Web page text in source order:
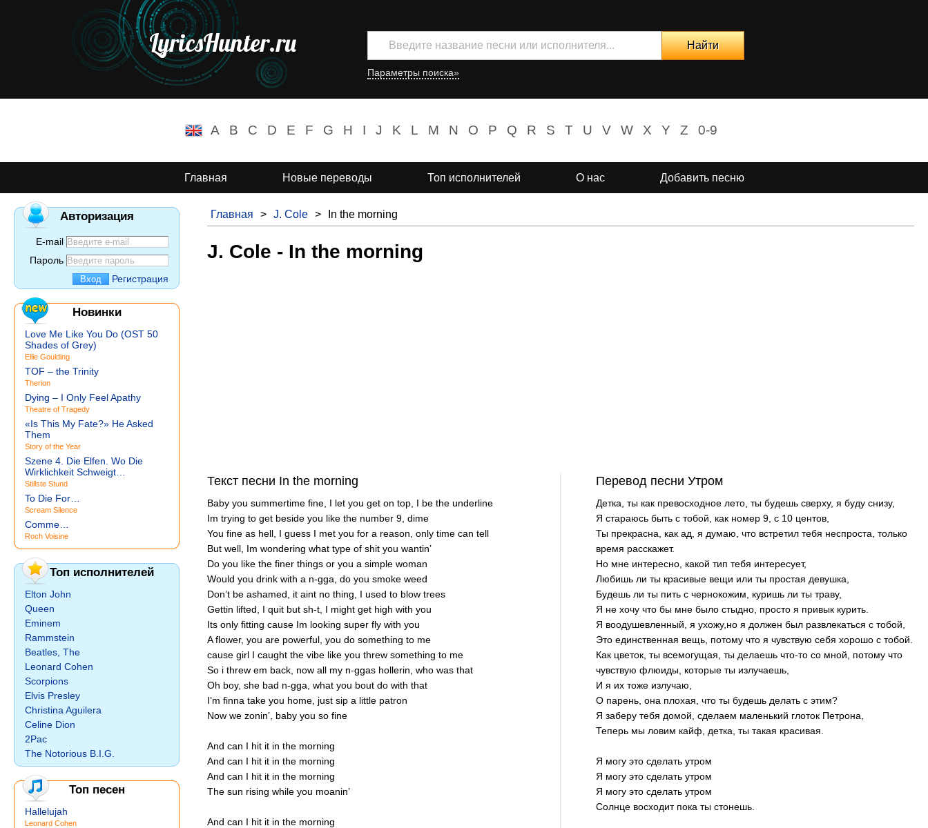
LyricsHunter.ru
Параметры поиска»
A B C D E F G H I J K L M N O P Q R S T U V W X Y Z 0-9
Главная Новые переводы Топ исполнителей О нас Добавить песню
Главная > J. Cole > In the morning
J. Cole - In the morning
Текст песни In the morning
Baby you summertime fine, I let you get on top, I be the underline
Im trying to get beside you like the number 9, dime
You fine as hell, I guess I met you for a reason, only time can tell
But well, Im wondering what type of shit you wantin’
Do you like the finer things or you a simple woman
Would you drink with a n-gga, do you smoke weed
Don’t be ashamed, it aint no thing, I used to blow trees
Gettin lifted, I quit but sh-t, I might get high with you
Its only fitting cause Im looking super fly with you
A flower, you are powerful, you do something to me
cause girl I caught the vibe like you threw something to me
So i threw em back, now all my n-ggas hollerin, who was that
Oh boy, she bad n-gga, what you bout do with that
I’m finna take you home, just sip a little patron
Now we zonin’, baby you so fine
And can I hit it in the morning
And can I hit it in the morning
And can I hit it in the morning
The sun rising while you moanin’
And can I hit it in the morning
Перевод песни Утром
Детка, ты как превосходное лето, ты будешь сверху, я буду снизу,
Я стараюсь быть с тобой, как номер 9, с 10 центов,
Ты прекрасна, как ад, я думаю, что встретил тебя неспроста, только
время расскажет.
Но мне интересно, какой тип тебя интересует,
Любишь ли ты красивые вещи или ты простая девушка,
Будешь ли ты пить с чернокожим, куришь ли ты траву,
Я не хочу что бы мне было стыдно, просто я привык курить.
Я воодушевленный, я ухожу,но я должен был развлекаться с тобой,
Это единственная вещь, потому что я чувствую себя хорошо с тобой.
Как цветок, ты всемогущая, ты делаешь что-то со мной, потому что
чувствую флюиды, которые ты излучаешь,
И я их тоже излучаю,
О парень, она плохая, что ты будешь делать с этим?
Я заберу тебя домой, сделаем маленький глоток Петрона,
Теперь мы ловим кайф, детка, ты такая красивая.
Я могу это сделать утром
Я могу это сделать утром
Я могу это сделать утром
Солнце восходит пока ты стонешь.
Авторизация
E-mail
Пароль
Регистрация
Новинки
Love Me Like You Do (OST 50
Shades of Grey)
Ellie Goulding
TOF – the Trinity
Therion
Dying – I Only Feel Apathy
Theatre of Tragedy
«Is This My Fate?» He Asked
Them
Story of the Year
Szene 4. Die Elfen. Wo Die
Wirklichkeit Schweigt…
Stillste Stund
To Die For…
Scream Silence
Comme…
Roch Voisine
Топ исполнителей
Elton John
Queen
Eminem
Rammstein
Beatles, The
Leonard Cohen
Scorpions
Elvis Presley
Christina Aguilera
Celine Dion
2Pac
The Notorious B.I.G.
Топ песен
Hallelujah
Leonard Cohen